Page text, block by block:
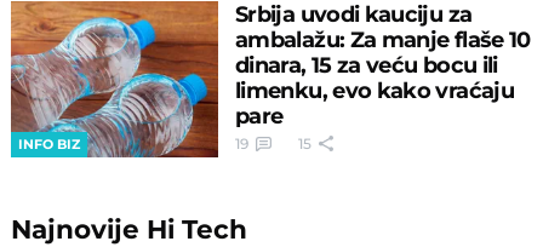
INFO BIZ
Srbija uvodi kauciju za
ambalažu: Za manje flaše 10
dinara, 15 za veću bocu ili
limenku, evo kako vraćaju
pare
19 15
Najnovije Hi Tech